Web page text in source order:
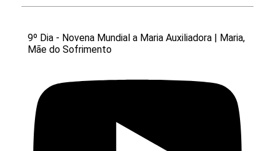
9º Dia - Novena Mundial a Maria Auxiliadora | Maria,
Mãe do Sofrimento